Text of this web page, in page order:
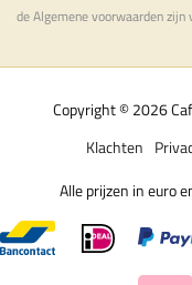
deAlgemene voorwaardenzijn
Copyright © 2026
Klachten
Alle prijzen in euro